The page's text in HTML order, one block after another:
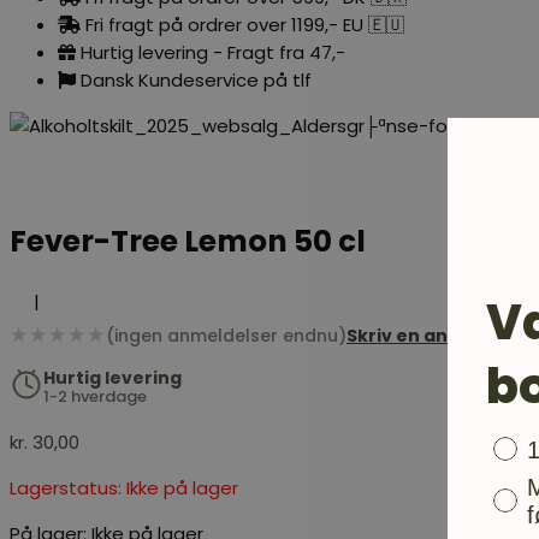
Fri fragt på ordrer over 1199,- EU 🇪🇺
Hurtig levering - Fragt fra 47,-
Dansk Kundeservice på tlf
Fever-Tree Lemon 50 cl
|
★★★★★ (ingen anmeldelser endnu)Skriv en anmeldelse
Hurtig levering
1-2 hverdage
kr. 30,00
Lagerstatus: Ikke på lager
På lager: Ikke på lager